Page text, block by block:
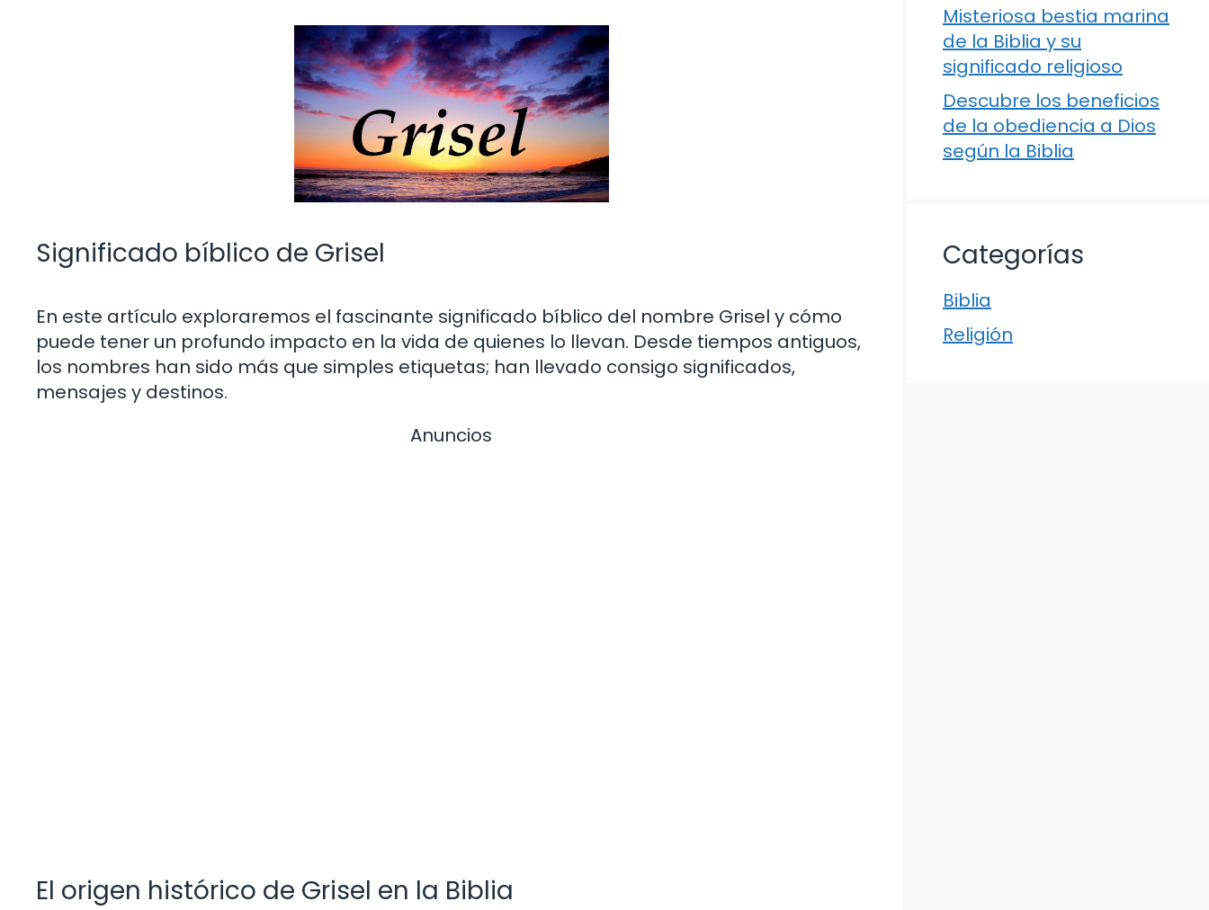
Significado bíblico de Grisel
En este artículo exploraremos el fascinante significado bíblico del nombre Grisel y cómo
puede tener un profundo impacto en la vida de quienes lo llevan. Desde tiempos antiguos,
los nombres han sido más que simples etiquetas; han llevado consigo significados,
mensajes y destinos.
Anuncios
El origen histórico de Grisel en la Biblia
Misteriosa bestia marina
de la Biblia y su
significado religioso
Descubre los beneficios
de la obediencia a Dios
según la Biblia
Categorías
Biblia
Religión